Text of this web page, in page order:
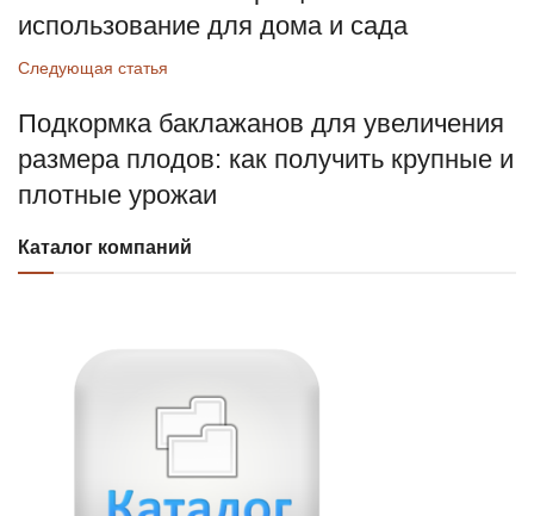
использование для дома и сада
Следующая статья
Подкормка баклажанов для увеличения
размера плодов: как получить крупные и
плотные урожаи
Каталог компаний